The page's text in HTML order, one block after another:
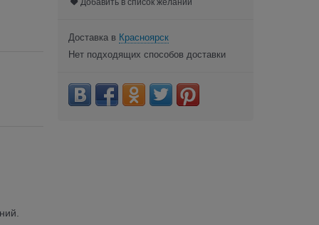
Доставка в Красноярск
Нет подходящих способов доставки